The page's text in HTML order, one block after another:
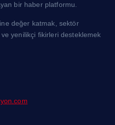
bir haber platformu.
değer katmak, sektör
yenilikçi fikirleri desteklemek